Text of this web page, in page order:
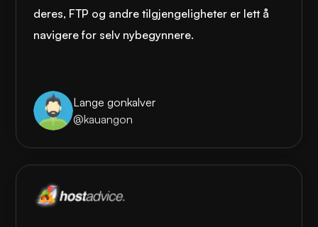
deres, FTP og andre tilgjengeligheter er lett å
navigere for selv nybegynnere.
Lange gonkalver
@kauangon